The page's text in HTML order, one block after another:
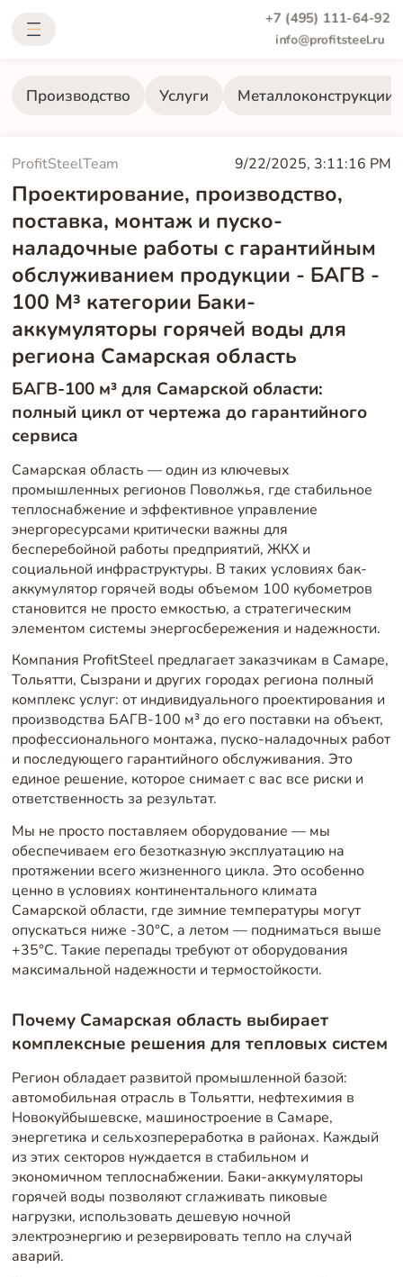
+7 (495) 111-64-92
info@profitsteel.ru
Производство Услуги Металлоконструкции
ProfitSteelTeam 9/22/2025, 3:11:16 PM
Проектирование, производство,
поставка, монтаж и пуско-
наладочные работы с гарантийным
обслуживанием продукции - БАГВ -
100 М³ категории Баки-
аккумуляторы горячей воды для
региона Самарская область
БАГВ-100 м³ для Самарской области:
полный цикл от чертежа до гарантийного
сервиса
Самарская область — один из ключевых
промышленных регионов Поволжья, где стабильное
теплоснабжение и эффективное управление
энергоресурсами критически важны для
бесперебойной работы предприятий, ЖКХ и
социальной инфраструктуры. В таких условиях бак-
аккумулятор горячей воды объемом 100 кубометров
становится не просто емкостью, а стратегическим
элементом системы энергосбережения и надежности.
Компания ProfitSteel предлагает заказчикам в Самаре,
Тольятти, Сызрани и других городах региона полный
комплекс услуг: от индивидуального проектирования и
производства БАГВ-100 м³ до его поставки на объект,
профессионального монтажа, пуско-наладочных работ
и последующего гарантийного обслуживания. Это
единое решение, которое снимает с вас все риски и
ответственность за результат.
Мы не просто поставляем оборудование — мы
обеспечиваем его безотказную эксплуатацию на
протяжении всего жизненного цикла. Это особенно
ценно в условиях континентального климата
Самарской области, где зимние температуры могут
опускаться ниже -30°C, а летом — подниматься выше
+35°C. Такие перепады требуют от оборудования
максимальной надежности и термостойкости.
Почему Самарская область выбирает
комплексные решения для тепловых систем
Регион обладает развитой промышленной базой:
автомобильная отрасль в Тольятти, нефтехимия в
Новокуйбышевске, машиностроение в Самаре,
энергетика и сельхозпереработка в районах. Каждый
из этих секторов нуждается в стабильном и
экономичном теплоснабжении. Баки-аккумуляторы
горячей воды позволяют сглаживать пиковые
нагрузки, использовать дешевую ночной
электроэнергию и резервировать тепло на случай
аварий.